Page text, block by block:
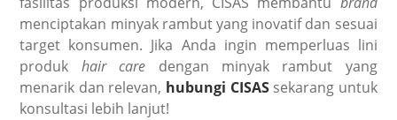
menciptakan minyak rambut yang inovatif dan sesuai
target konsumen. Jika Anda ingin memperluas lini
produk hair care dengan minyak rambut yang
menarik dan relevan, hubungi CISASsekarang untuk
konsultasi lebih lanjut!